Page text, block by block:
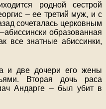
родной сестрой
– ее третий муж, и с
сочеталась церковным
образованная
все знатные абиссинки,
и две дочери его жены
Вторая дочь раса
Андарге – был убит в